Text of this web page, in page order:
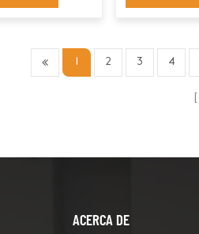
2 3 4
ACERCA DE